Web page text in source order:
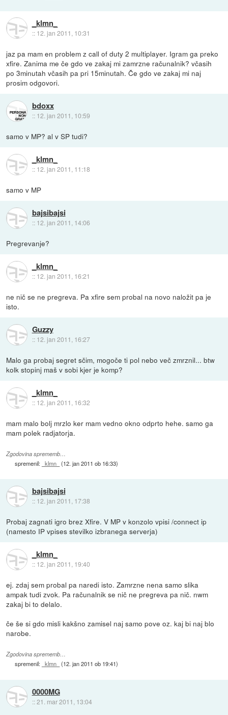
_klmn_
:: 12. jan 2011, 10:31
jaz pa mam en problem z call of duty 2 multiplayer. Igram ga preko
xfire. Zanima me če gdo ve zakaj mi zamrzne računalnik? včasih
po 3minutah včasih pa pri 15minutah. Če gdo ve zakaj mi naj
prosim odgovori.
bdoxx
:: 12. jan 2011, 10:59
samo v MP? al v SP tudi?
_klmn_
:: 12. jan 2011, 11:18
samo v MP
bajsibajsi
:: 12. jan 2011, 14:06
Pregrevanje?
_klmn_
:: 12. jan 2011, 16:21
ne nič se ne pregreva. Pa xfire sem probal na novo naložit pa je
isto.
Guzzy
:: 12. jan 2011, 16:27
Malo ga probaj segret sčim, mogoče ti pol nebo več zmrznil... btw
kolk stopinj maš v sobi kjer je komp?
_klmn_
:: 12. jan 2011, 16:32
mam malo bolj mrzlo ker mam vedno okno odprto hehe. samo ga
mam polek radjatorja.
Zgodovina sprememb…
spremenil: _klmn_ (12. jan 2011 ob 16:33)
bajsibajsi
:: 12. jan 2011, 17:38
Probaj zagnati igro brez Xfire. V MP v konzolo vpisi /connect ip
(namesto IP vpises stevilko izbranega serverja)
_klmn_
:: 12. jan 2011, 19:40
ej. zdaj sem probal pa naredi isto. Zamrzne nena samo slika
ampak tudi zvok. Pa računalnik se nič ne pregreva pa nič. nwm
zakaj bi to delalo.
če še si gdo misli kakšno zamisel naj samo pove oz. kaj bi naj blo
narobe.
Zgodovina sprememb…
spremenil: _klmn_ (12. jan 2011 ob 19:41)
0000MG
::21. mar 2011, 13:04